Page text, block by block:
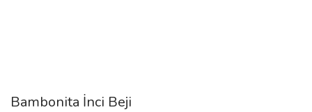
Bambonita İnci Beji